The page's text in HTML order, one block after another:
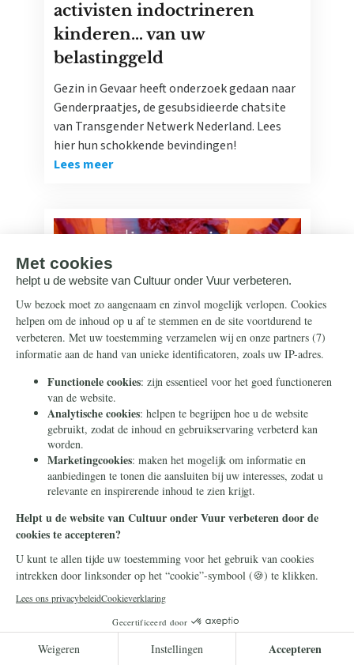
activisten indoctrineren
kinderen… van uw
belastinggeld
Gezin in Gevaar heeft onderzoek gedaan naar
Genderpraatjes, de gesubsidieerde chatsite
van Transgender Netwerk Nederland. Lees
hier hun schokkende bevindingen!
Lees meer
Beschouwingen
27 november 2024
Waar Jaguar woke gaat, viert
Volvo op verrassende wijze
het gezin
Het Engelse automerk Jaguar gaat op de
woketoer met een nieuwe reclame die
"vormen" wil "breken". Volvo pakt het heel
anders aan, met een ode aan het gezin.
Lees meer